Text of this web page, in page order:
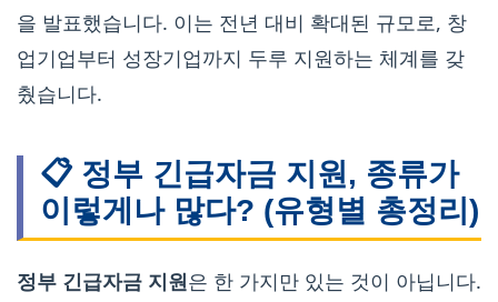
을 발표했습니다. 이는 전년 대비 확대된 규모로, 창
업기업부터 성장기업까지 두루 지원하는 체계를 갖
췄습니다.
📋 정부 긴급자금 지원, 종류가
이렇게나 많다? (유형별 총정리)
정부 긴급자금 지원은 한 가지만 있는 것이 아닙니다.